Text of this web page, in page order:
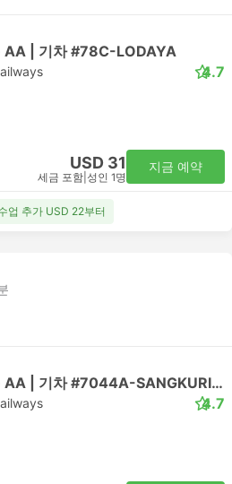
| 기차 #78C-LODAYA
4.7
USD 31
세금 포함 성인 1명
지금 예약
업 추가 USD 22부터
Executive AA | 기차 #7044A-SANGKURIANG
4.7